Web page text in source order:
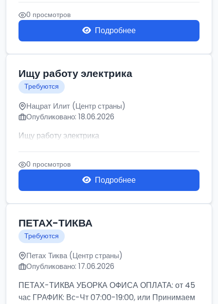
0 просмотров
Подробнее
Ищу работу электрика
Требуются
Нацрат Илит (Центр страны)
Опубликовано: 18.06.2026
Ищу работу электрика
0 просмотров
Подробнее
ПЕТАХ-ТИКВА
Требуются
Петах Тиква (Центр страны)
Опубликовано: 17.06.2026
ПЕТАХ-ТИКВА УБОРКА ОФИСА ОПЛАТА: от 45
час ГРАФИК: Вс-Чт 07:00-19:00, или Принимаем